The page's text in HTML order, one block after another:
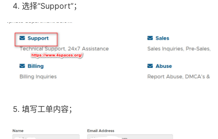
选择“Support”；
填写工单内容；